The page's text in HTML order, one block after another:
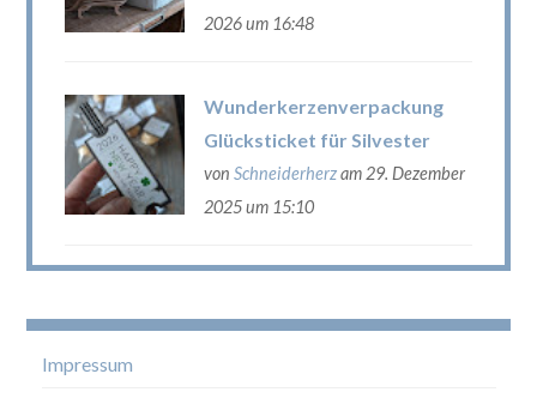
2026 um 16:48
Wunderkerzenverpackung
Glücksticket für Silvester
von Schneiderherzam 29. Dezember
2025 um 15:10
Impressum